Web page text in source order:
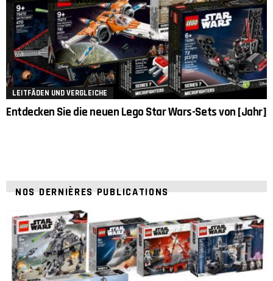
LEITFÄDEN UND VERGLEICHE
Entdecken Sie die neuen Lego Star Wars-Sets von [Jahr]
NOS DERNIÈRES PUBLICATIONS